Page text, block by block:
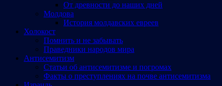
От древности до наших дней
Молдова
История молдавских евреев
Холокост
Помнить и не забывать
Праведники народов мира
Антисемитизм
Статьи об антисемитизме и погромах
Факты о преступлениях на почве антисемитизма